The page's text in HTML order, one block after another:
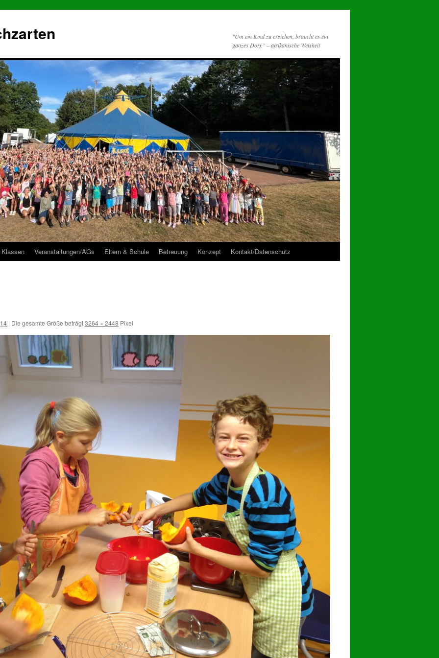
"Um ein Kind zu erziehen, braucht es ein
ganzes Dorf." – afrikanische Weisheit
Klassen Veranstaltungen/AGs Eltern & Schule Betreuung Konzept Kontakt/Datenschutz
| Die gesamte Größe beträgt3264 × 2448 Pixel